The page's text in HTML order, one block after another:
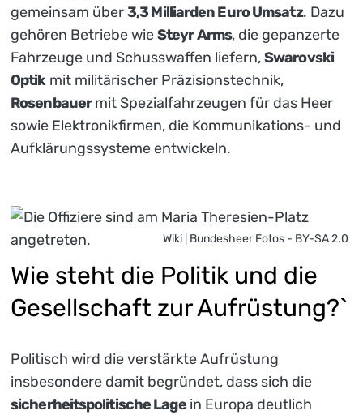
gemeinsam über3,3 Milliarden Euro Umsatz. Dazu
gehören Betriebe wieSteyr Arms, die gepanzerte
Fahrzeuge und Schusswaffen liefern,Swarovski
Optikmit militärischer Präzisionstechnik,
Rosenbauermit Spezialfahrzeugen für das Heer
sowie Elektronikfirmen, die Kommunikations- und
Aufklärungssysteme entwickeln.
Wiki | Bundesheer Fotos - BY-SA 2.0
Wie steht die Politik und die
Gesellschaft zur Aufrüstung?`
Politisch wird die verstärkte Aufrüstung
insbesondere damit begründet, dass sich die
sicherheitspolitische Lagein Europa deutlich